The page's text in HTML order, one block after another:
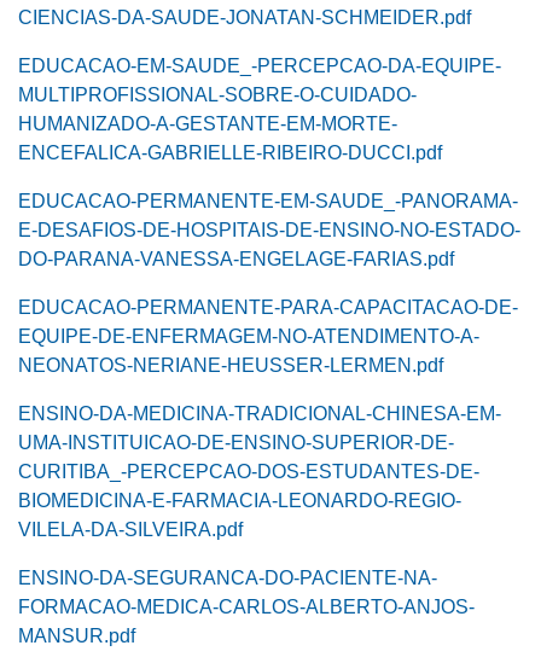
CIENCIAS-DA-SAUDE-JONATAN-SCHMEIDER.pdf
EDUCACAO-EM-SAUDE_-PERCEPCAO-DA-EQUIPE-
MULTIPROFISSIONAL-SOBRE-O-CUIDADO-
HUMANIZADO-A-GESTANTE-EM-MORTE-
ENCEFALICA-GABRIELLE-RIBEIRO-DUCCI.pdf
EDUCACAO-PERMANENTE-EM-SAUDE_-PANORAMA-
E-DESAFIOS-DE-HOSPITAIS-DE-ENSINO-NO-ESTADO-
DO-PARANA-VANESSA-ENGELAGE-FARIAS.pdf
EDUCACAO-PERMANENTE-PARA-CAPACITACAO-DE-
EQUIPE-DE-ENFERMAGEM-NO-ATENDIMENTO-A-
NEONATOS-NERIANE-HEUSSER-LERMEN.pdf
ENSINO-DA-MEDICINA-TRADICIONAL-CHINESA-EM-
UMA-INSTITUICAO-DE-ENSINO-SUPERIOR-DE-
CURITIBA_-PERCEPCAO-DOS-ESTUDANTES-DE-
BIOMEDICINA-E-FARMACIA-LEONARDO-REGIO-
VILELA-DA-SILVEIRA.pdf
ENSINO-DA-SEGURANCA-DO-PACIENTE-NA-
FORMACAO-MEDICA-CARLOS-ALBERTO-ANJOS-
MANSUR.pdf